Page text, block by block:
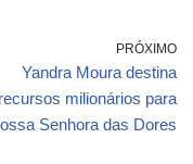
PRÓXIMO
Yandra Moura destina
recursos milionários para
Senhora das Dores